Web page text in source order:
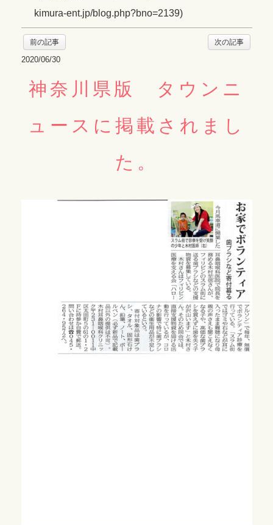
kimura-ent.jp/blog.php?bno=2139)
前の記事 次の記事
2020/06/30
神奈川県版 タウンニ
ュースに掲載されまし
た。